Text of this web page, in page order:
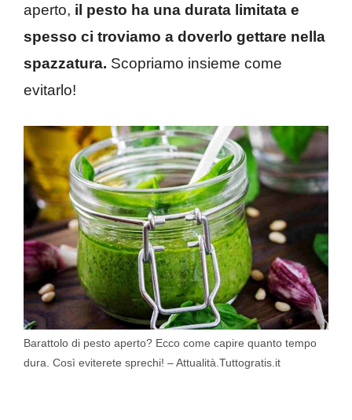
aperto, il pesto ha una durata limitata e
spesso ci troviamo a doverlo gettare nella
spazzatura. Scopriamo insieme come
evitarlo!
Barattolo di pesto aperto? Ecco come capire quanto tempo
dura. Così eviterete sprechi! – Attualità.Tuttogratis.it